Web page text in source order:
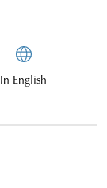
In English